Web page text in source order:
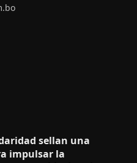
sellan una
impulsar la